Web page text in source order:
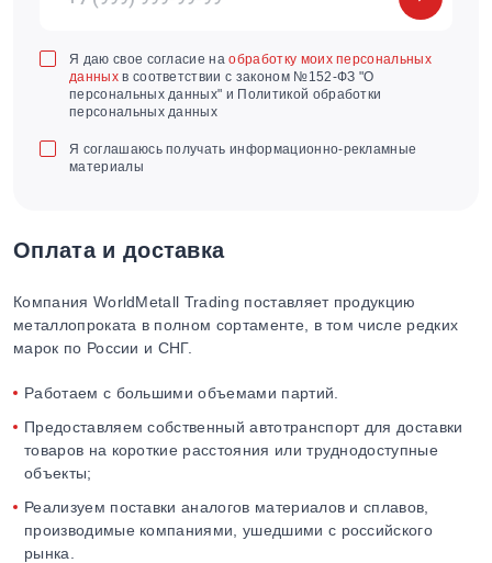
Я даю свое согласие наобработку моих персональных
данныхв соответствии с законом №152-ФЗ "О
персональных данных" и Политикой обработки
персональных данных
Я соглашаюсь получать информационно-рекламные
материалы
Оплата и доставка
Компания WorldMetall Trading поставляет продукцию
металлопроката в полном сортаменте, в том числе редких
марок по России и СНГ.
Работаем с большими объемами партий.
Предоставляем собственный автотранспорт для доставки
товаров на короткие расстояния или труднодоступные
объекты;
Реализуем поставки аналогов материалов и сплавов,
производимые компаниями, ушедшими с российского
рынка.